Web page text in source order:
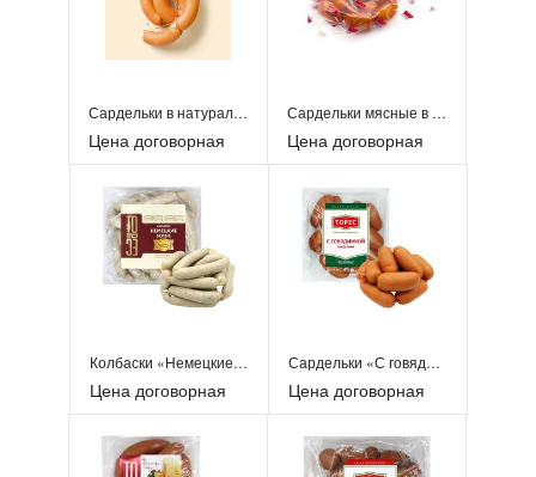
Сардельки в натуральной оболочке
Цена договорная
Сардельки мясные в упаковке
Цена договорная
Колбаски «Немецкие белые»
Цена договорная
Сардельки «С говядинкой»
Цена договорная